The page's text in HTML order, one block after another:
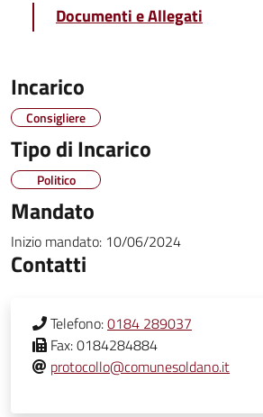
Documenti e Allegati
Incarico
Consigliere
Tipo di Incarico
Politico
Mandato
Inizio mandato: 10/06/2024
Contatti
Telefono:0184 289037
Fax:0184284884
protocollo@comunesoldano.it